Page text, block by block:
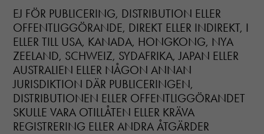
EJ FÖR PUBLICERING, DISTRIBUTION ELLER
OFFENTLIGGÖRANDE, DIREKT ELLER INDIREKT, I
ELLER TILL USA, KANADA, HONGKONG, NYA
ZEELAND, SCHWEIZ, SYDAFRIKA, JAPAN ELLER
AUSTRALIEN ELLER NÅGON ANNAN
JURISDIKTION DÄR PUBLICERINGEN,
DISTRIBUTIONEN ELLER OFFENTLIGGÖRANDET
SKULLE VARA OTILLÅTEN ELLER KRÄVA
REGISTRERING ELLER ANDRA ÅTGÄRDER